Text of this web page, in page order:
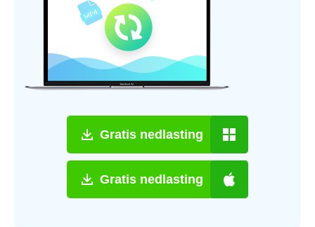
Gratis nedlasting
Gratis nedlasting